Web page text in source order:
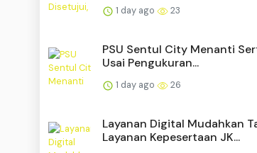
1 day ago 23
PSU Sentul City Menanti
Usai Pengukuran...
1 day ago 26
Layanan Digital Mudahkan
Layanan Kepesertaan JK...